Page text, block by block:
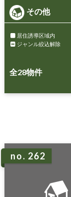
その他
居住誘導区域内
ジャンル絞込解除
全28物件
no. 262